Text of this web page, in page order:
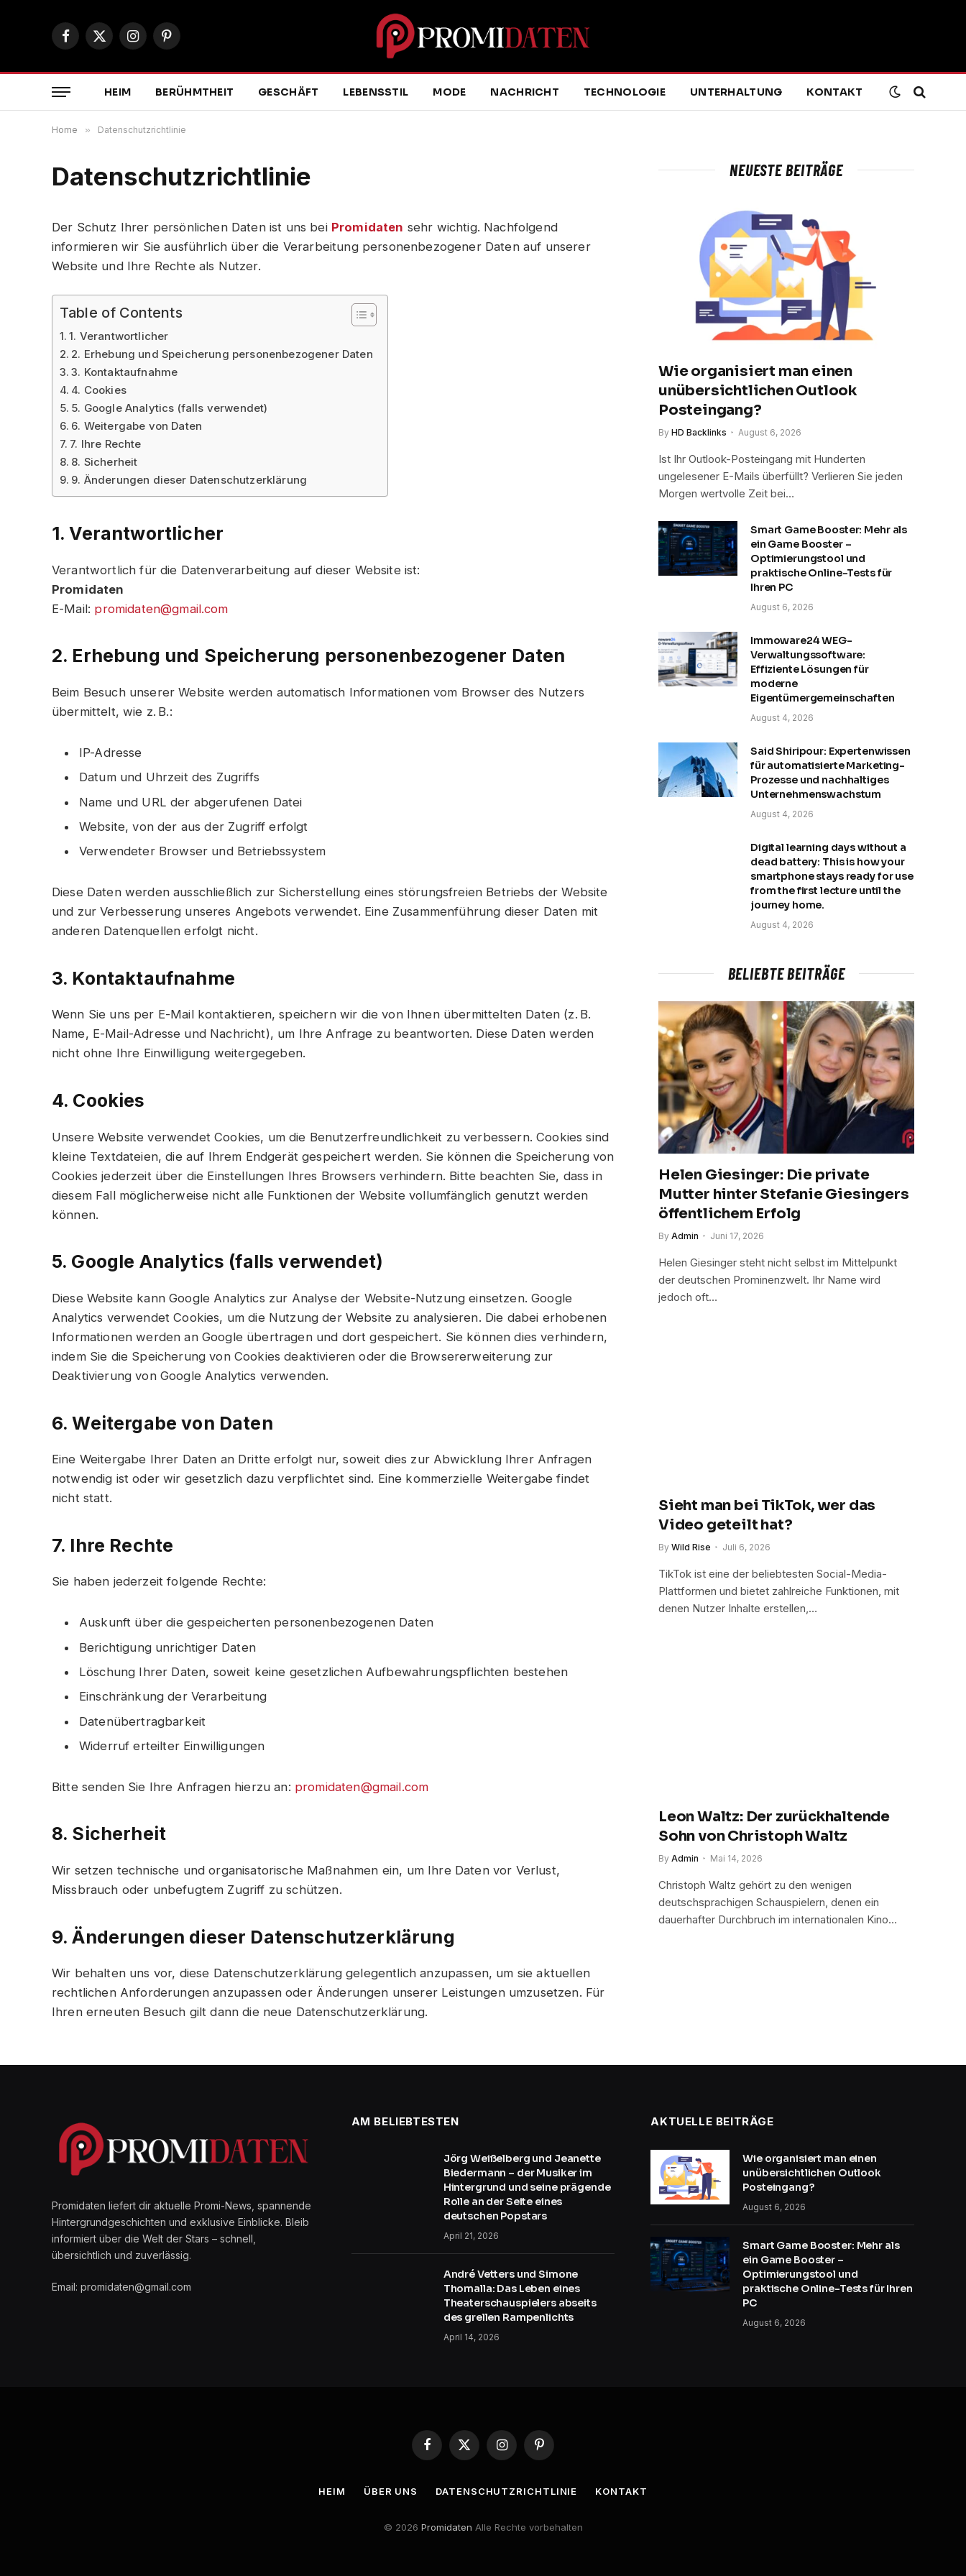
Facebook
X
InstagramPinterest
HEIM BERÜHMTHEIT GESCHÄFT LEBENSSTIL MODE NACHRICHT TECHNOLOGIE UNTERHALTUNG KONTAKT
Home » Datenschutzrichtlinie
Datenschutzrichtlinie
Der Schutz Ihrer persönlichen Daten ist uns bei Promidaten sehr wichtig. Nachfolgend
informieren wir Sie ausführlich über die Verarbeitung personenbezogener Daten auf unserer
Website und Ihre Rechte als Nutzer.
Table of Contents
1. Verantwortlicher
2. Erhebung und Speicherung personenbezogener Daten
3. Kontaktaufnahme
4. Cookies
5. Google Analytics (falls verwendet)
6. Weitergabe von Daten
7. Ihre Rechte
8. Sicherheit
9. Änderungen dieser Datenschutzerklärung
1. Verantwortlicher
Verantwortlich für die Datenverarbeitung auf dieser Website ist:
Promidaten
E-Mail: promidaten@gmail.com
2. Erhebung und Speicherung personenbezogener Daten
Beim Besuch unserer Website werden automatisch Informationen vom Browser des Nutzers
übermittelt, wie z. B.:
IP-Adresse
Datum und Uhrzeit des Zugriffs
Name und URL der abgerufenen Datei
Website, von der aus der Zugriff erfolgt
Verwendeter Browser und Betriebssystem
Diese Daten werden ausschließlich zur Sicherstellung eines störungsfreien Betriebs der Website
und zur Verbesserung unseres Angebots verwendet. Eine Zusammenführung dieser Daten mit
anderen Datenquellen erfolgt nicht.
3. Kontaktaufnahme
Wenn Sie uns per E-Mail kontaktieren, speichern wir die von Ihnen übermittelten Daten (z. B.
Name, E-Mail-Adresse und Nachricht), um Ihre Anfrage zu beantworten. Diese Daten werden
nicht ohne Ihre Einwilligung weitergegeben.
4. Cookies
Unsere Website verwendet Cookies, um die Benutzerfreundlichkeit zu verbessern. Cookies sind
kleine Textdateien, die auf Ihrem Endgerät gespeichert werden. Sie können die Speicherung von
Cookies jederzeit über die Einstellungen Ihres Browsers verhindern. Bitte beachten Sie, dass in
diesem Fall möglicherweise nicht alle Funktionen der Website vollumfänglich genutzt werden
können.
5. Google Analytics (falls verwendet)
Diese Website kann Google Analytics zur Analyse der Website-Nutzung einsetzen. Google
Analytics verwendet Cookies, um die Nutzung der Website zu analysieren. Die dabei erhobenen
Informationen werden an Google übertragen und dort gespeichert. Sie können dies verhindern,
indem Sie die Speicherung von Cookies deaktivieren oder die Browsererweiterung zur
Deaktivierung von Google Analytics verwenden.
6. Weitergabe von Daten
Eine Weitergabe Ihrer Daten an Dritte erfolgt nur, soweit dies zur Abwicklung Ihrer Anfragen
notwendig ist oder wir gesetzlich dazu verpflichtet sind. Eine kommerzielle Weitergabe findet
nicht statt.
7. Ihre Rechte
Sie haben jederzeit folgende Rechte:
Auskunft über die gespeicherten personenbezogenen Daten
Berichtigung unrichtiger Daten
Löschung Ihrer Daten, soweit keine gesetzlichen Aufbewahrungspflichten bestehen
Einschränkung der Verarbeitung
Datenübertragbarkeit
Widerruf erteilter Einwilligungen
Bitte senden Sie Ihre Anfragen hierzu an: promidaten@gmail.com
8. Sicherheit
Wir setzen technische und organisatorische Maßnahmen ein, um Ihre Daten vor Verlust,
Missbrauch oder unbefugtem Zugriff zu schützen.
9. Änderungen dieser Datenschutzerklärung
Wir behalten uns vor, diese Datenschutzerklärung gelegentlich anzupassen, um sie aktuellen
rechtlichen Anforderungen anzupassen oder Änderungen unserer Leistungen umzusetzen. Für
Ihren erneuten Besuch gilt dann die neue Datenschutzerklärung.
NEUESTE BEITRÄGE
Wie organisiert man einen
unübersichtlichen Outlook
Posteingang?
By HD Backlinks August 6, 2026
Ist Ihr Outlook-Posteingang mit Hunderten
ungelesener E-Mails überfüllt? Verlieren Sie jeden
Morgen wertvolle Zeit bei…
Smart Game Booster: Mehr als
ein Game Booster –
Optimierungstool und
praktische Online-Tests für
Ihren PC
August 6, 2026
Immoware24 WEG-
Verwaltungssoftware:
Effiziente Lösungen für
moderne
Eigentümergemeinschaften
August 4, 2026
Said Shiripour: Expertenwissen
für automatisierte Marketing-
Prozesse und nachhaltiges
Unternehmenswachstum
August 4, 2026
Digital learning days without a
dead battery: This is how your
smartphone stays ready for use
from the first lecture until the
journey home.
August 4, 2026
BELIEBTE BEITRÄGE
Helen Giesinger: Die private
Mutter hinter Stefanie Giesingers
öffentlichem Erfolg
By Admin Juni 17, 2026
Helen Giesinger steht nicht selbst im Mittelpunkt
der deutschen Prominenzwelt. Ihr Name wird
jedoch oft…
Sieht man bei TikTok, wer das
Video geteilt hat?
By Wild Rise Juli 6, 2026
TikTok ist eine der beliebtesten Social-Media-
Plattformen und bietet zahlreiche Funktionen, mit
denen Nutzer Inhalte erstellen,…
Leon Waltz: Der zurückhaltende
Sohn von Christoph Waltz
By Admin Mai 14, 2026
Christoph Waltz gehört zu den wenigen
deutschsprachigen Schauspielern, denen ein
dauerhafter Durchbruch im internationalen Kino…
Promidaten liefert dir aktuelle Promi-News, spannende
Hintergrundgeschichten und exklusive Einblicke. Bleib
informiert über die Welt der Stars – schnell,
übersichtlich und zuverlässig.
Email: promidaten@gmail.com
AM BELIEBTESTEN
Jörg Weißelberg und Jeanette
Biedermann – der Musiker im
Hintergrund und seine prägende
Rolle an der Seite eines
deutschen Popstars
April 21, 2026
André Vetters und Simone
Thomalla: Das Leben eines
Theaterschauspielers abseits
des grellen Rampenlichts
April 14, 2026
AKTUELLE BEITRÄGE
Wie organisiert man einen
unübersichtlichen Outlook
Posteingang?
August 6, 2026
Smart Game Booster: Mehr als
ein Game Booster –
Optimierungstool und
praktische Online-Tests für Ihren
PC
August 6, 2026
Facebook
X
InstagramPinterest
HEIM ÜBER UNS DATENSCHUTZRICHTLINIE KONTAKT
© 2026 Promidaten Alle Rechte vorbehalten